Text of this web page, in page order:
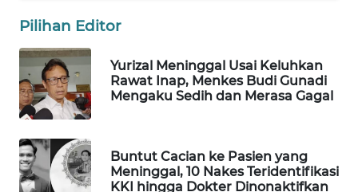
Pilihan Editor
Yurizal Meninggal Usai Keluhkan
Rawat Inap, Menkes Budi Gunadi
Mengaku Sedih dan Merasa Gagal
Buntut Cacian ke Pasien yang
Meninggal, 10 Nakes Teridentifikasi
KKI hingga Dokter Dinonaktifkan
BINTAN
WN
MANDALIKA
WN
LIKUPANG
WN